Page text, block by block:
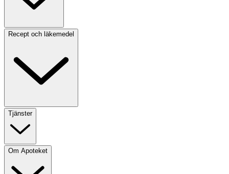
Recept och läkemedel
Tjänster
Om Apoteket